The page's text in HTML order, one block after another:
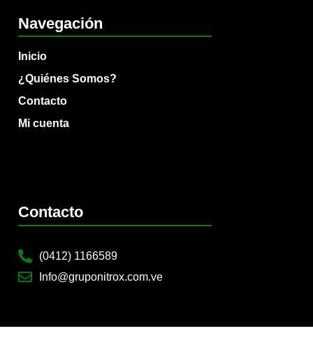
Navegación
Inicio
¿Quiénes Somos?
Contacto
Mi cuenta
Contacto
(0412) 1166589
Info@gruponitrox.com.ve